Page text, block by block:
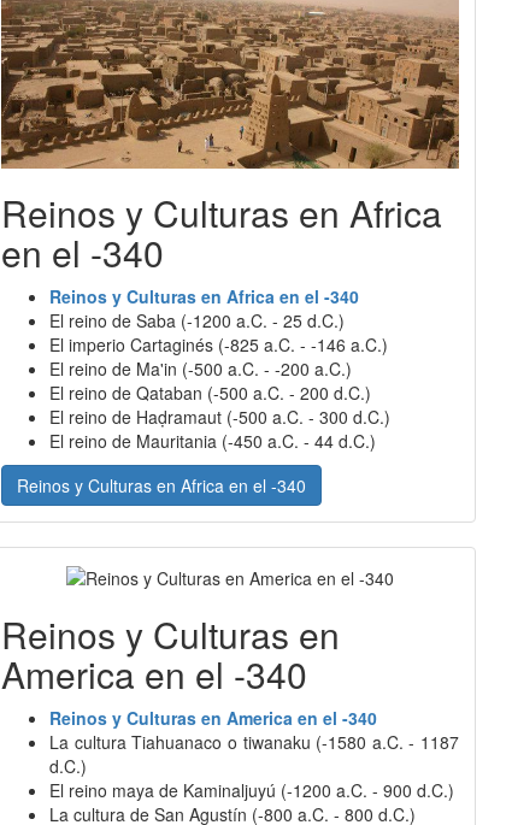
Reinos y Culturas en Africa
en el -340
Reinos y Culturas en Africa en el -340
El reino de Saba (-1200 a.C. - 25 d.C.)
El imperio Cartaginés (-825 a.C. - -146 a.C.)
El reino de Ma'in (-500 a.C. - -200 a.C.)
El reino de Qataban (-500 a.C. - 200 d.C.)
El reino de Haḍramaut (-500 a.C. - 300 d.C.)
El reino de Mauritania (-450 a.C. - 44 d.C.)
Reinos y Culturas en Africa en el -340
Reinos y Culturas en
America en el -340
Reinos y Culturas en America en el -340
La cultura Tiahuanaco o tiwanaku (-1580 a.C. - 1187
d.C.)
El reino maya de Kaminaljuyú (-1200 a.C. - 900 d.C.)
La cultura de San Agustín (-800 a.C. - 800 d.C.)